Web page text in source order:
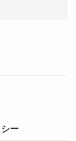
ー